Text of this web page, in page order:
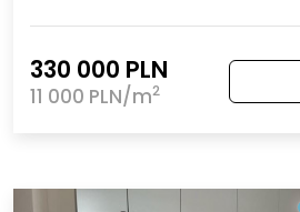
330 000 PLN
11 000 PLN/m2